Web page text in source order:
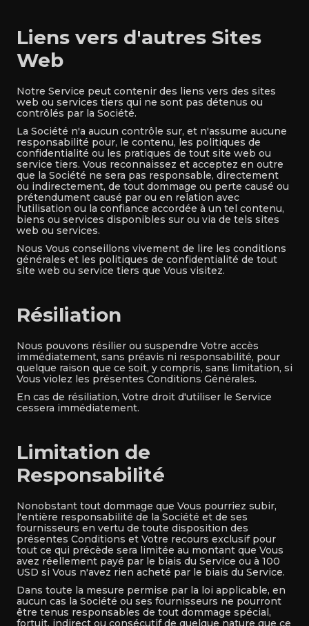
Liens vers d'autres Sites
Web
Notre Service peut contenir des liens vers des sites
web ou services tiers qui ne sont pas détenus ou
contrôlés par la Société.
La Société n'a aucun contrôle sur, et n'assume aucune
responsabilité pour, le contenu, les politiques de
confidentialité ou les pratiques de tout site web ou
service tiers. Vous reconnaissez et acceptez en outre
que la Société ne sera pas responsable, directement
ou indirectement, de tout dommage ou perte causé ou
prétendument causé par ou en relation avec
l'utilisation ou la confiance accordée à un tel contenu,
biens ou services disponibles sur ou via de tels sites
web ou services.
Nous Vous conseillons vivement de lire les conditions
générales et les politiques de confidentialité de tout
site web ou service tiers que Vous visitez.
Résiliation
Nous pouvons résilier ou suspendre Votre accès
immédiatement, sans préavis ni responsabilité, pour
quelque raison que ce soit, y compris, sans limitation, si
Vous violez les présentes Conditions Générales.
En cas de résiliation, Votre droit d'utiliser le Service
cessera immédiatement.
Limitation de
Responsabilité
Nonobstant tout dommage que Vous pourriez subir,
l'entière responsabilité de la Société et de ses
fournisseurs en vertu de toute disposition des
présentes Conditions et Votre recours exclusif pour
tout ce qui précède sera limitée au montant que Vous
avez réellement payé par le biais du Service ou à 100
USD si Vous n'avez rien acheté par le biais du Service.
Dans toute la mesure permise par la loi applicable, en
aucun cas la Société ou ses fournisseurs ne pourront
être tenus responsables de tout dommage spécial,
fortuit, indirect ou consécutif de quelque nature que ce